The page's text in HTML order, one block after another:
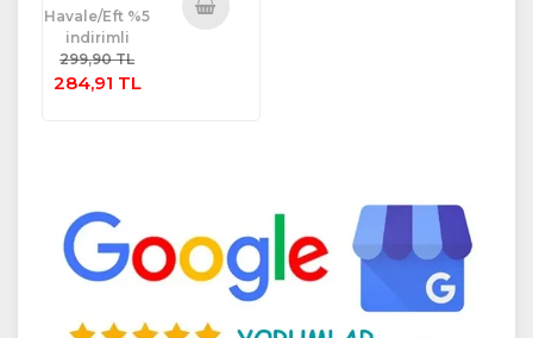
Havale/Eft %5
indirimli
299,90 TL
284,91 TL